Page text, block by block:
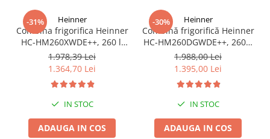
-31% Heinner
Combina frigorifica Heinner
HC-HM260XWDE++, 260 l,
Clasa E, Dozator apa,
Control electronic,
Iluminare LED, Usi
reversibile, H 180 cm,
Argintiu
1.978,39 Lei
1.364,70 Lei
IN STOC
ADAUGA IN COS
-30% Heinner
Combină frigorifică Heinner
HC-HM260DGWDE++, 260L,
Clasa E, Dozator Apă,
Control Electronic, LED, 180
cm, Gri Antracit Texturat
1.988,00 Lei
1.395,00 Lei
IN STOC
ADAUGA IN COS